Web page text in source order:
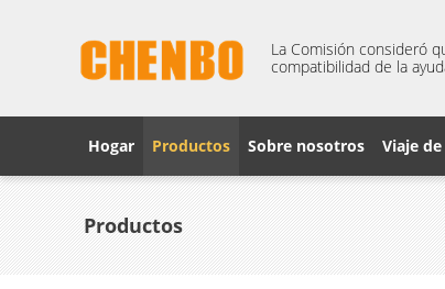
La Comisión consideró
compatibilidad de la
Hogar Productos Sobre nosotros Viaje
Productos